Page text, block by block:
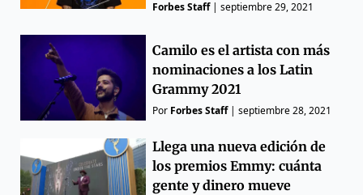
Forbes Staff|septiembre 29, 2021
Camilo es el artista con más
nominaciones a los Latin
Grammy 2021
Por Forbes Staff|septiembre 28, 2021
Llega una nueva edición de
los premios Emmy: cuánta
gente y dinero mueve